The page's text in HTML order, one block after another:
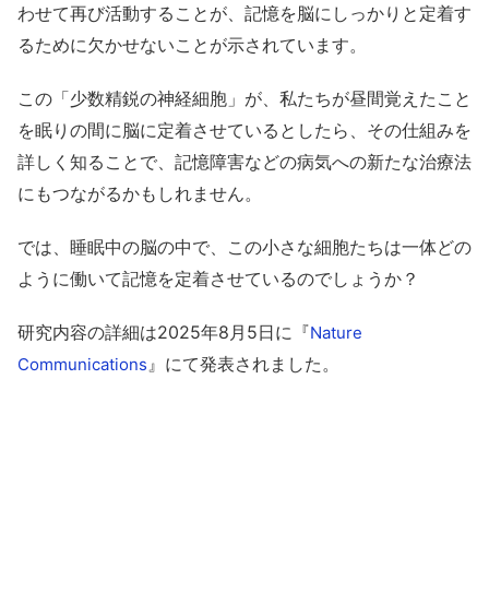
わせて再び活動することが、記憶を脳にしっかりと定着す
るために欠かせないことが示されています。
この「少数精鋭の神経細胞」が、私たちが昼間覚えたこと
を眠りの間に脳に定着させているとしたら、その仕組みを
詳しく知ることで、記憶障害などの病気への新たな治療法
にもつながるかもしれません。
では、睡眠中の脳の中で、この小さな細胞たちは一体どの
ように働いて記憶を定着させているのでしょうか？
研究内容の詳細は2025年8月5日に『Nature
Communications 』にて発表されました。